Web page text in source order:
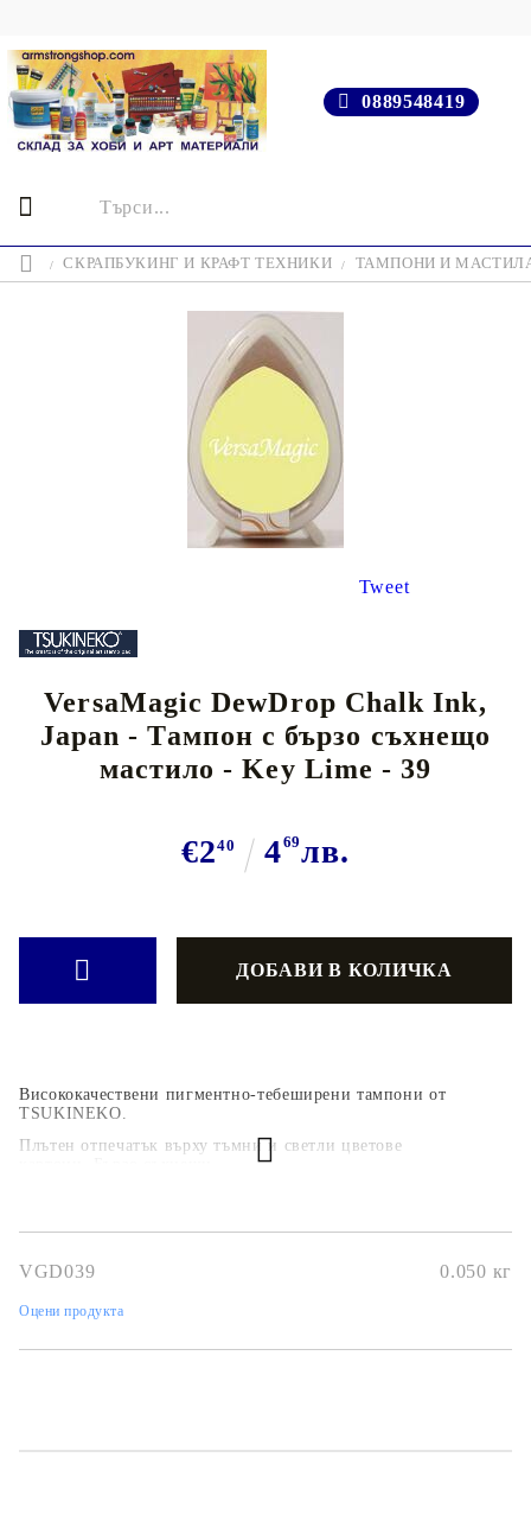
0889548419
СКРАПБУКИНГ И КРАФТ ТЕХНИКИ ТАМПОНИ И
Tweet
VersaMagic DewDrop Chalk Ink,
Japan - Тампон с бързо съхнещо
мастило - Key Lime - 39
€240 469лв.
Висококачествени пигментно-тебеширени тампони от
TSUKINEKO.
Плътен отпечатък върху тъмни и светли цветове
Какъв вид тампон да ползваме?Виж ТУК!
VGD039 0.050 кг
Оцени продукта